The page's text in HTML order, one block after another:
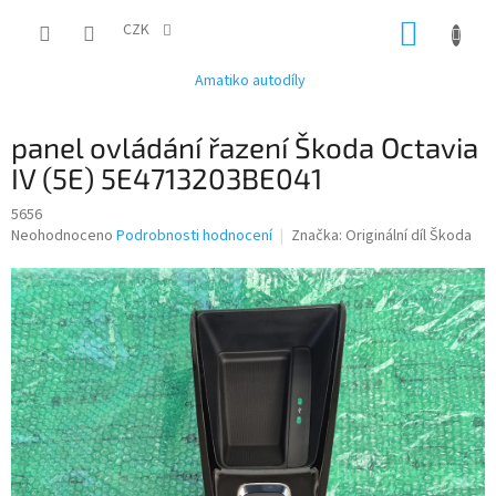
CZK
Amatiko autodíly
panel ovládání řazení Škoda Octavia
IV (5E) 5E4713203BE041
5656
Průměrné
produktu
je
0,0
z
5
hvězdiček.
Neohodnoceno Podrobnosti hodnocení Značka: Originální díl Škoda